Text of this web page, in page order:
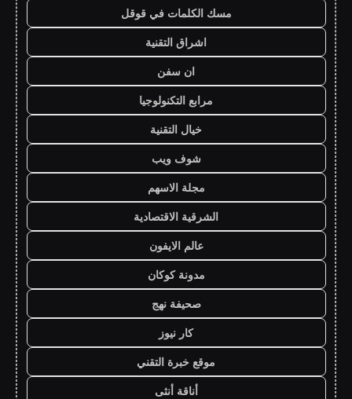
مسك الكلمات في قوقل
اشراق التقنية
ان سفن
مرابع التكنولوجيا
خيال التقنية
شوف ويب
مجلة الاسهم
الشرقية الاقتصادية
عالم الايفون
مدونة كوكان
صحيفة نهج
كار نيوز
موقع خبرة التقني
أناقة أنثى